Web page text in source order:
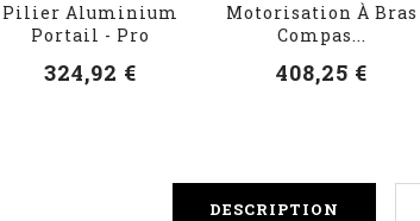
Pilier Aluminium
Portail - Pro
324,92 €
Motorisation À Bras
Compas...
408,25 €
DESCRIPTION